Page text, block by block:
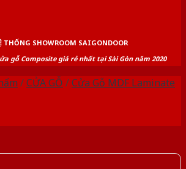
THỐNG SHOWROOM SAIGONDOOR
gỗ Composite giá rẻ nhất tại Sài Gòn năm 2020
/CỬA GỖ /Cửa Gỗ MDF Laminate